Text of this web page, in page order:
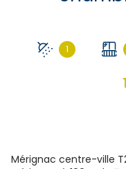
1
Mérignac centre-ville